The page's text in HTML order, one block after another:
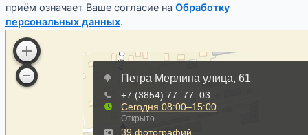
приём означает Ваше согласие на Обработку
персональных данных.